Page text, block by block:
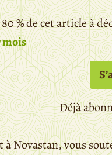
80 % de cet article à
mois
Déjà
à Novastan, vous